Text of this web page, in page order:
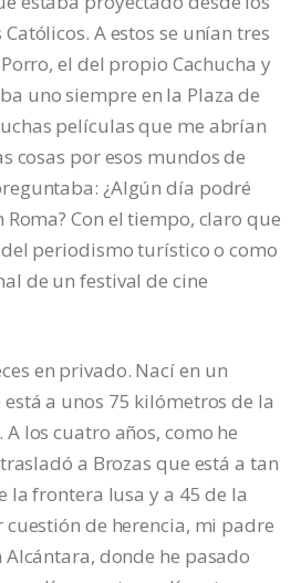
A estos se unían tres
el del propio Cachucha y
uno siempre en la Plaza de
películas que me abrían
cosas por esos mundos de
¿Algún día podré
Roma? Con el tiempo, claro que
periodismo turístico o como
de un festival de cine
en privado. Nací en un
a unos 75 kilómetros de la
los cuatro años, como he
a Brozas que está a tan
la frontera lusa y a 45 de la
de herencia, mi padre
donde he pasado